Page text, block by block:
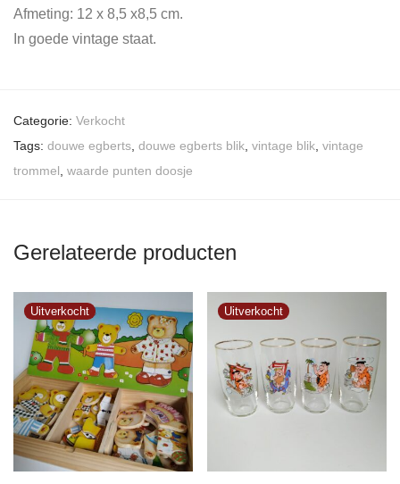
Afmeting: 12 x 8,5 x8,5 cm.
In goede vintage staat.
Categorie: Verkocht
Tags: douwe egberts douwe egberts blik vintage blik vintage
trommel waarde punten doosje
Gerelateerde producten